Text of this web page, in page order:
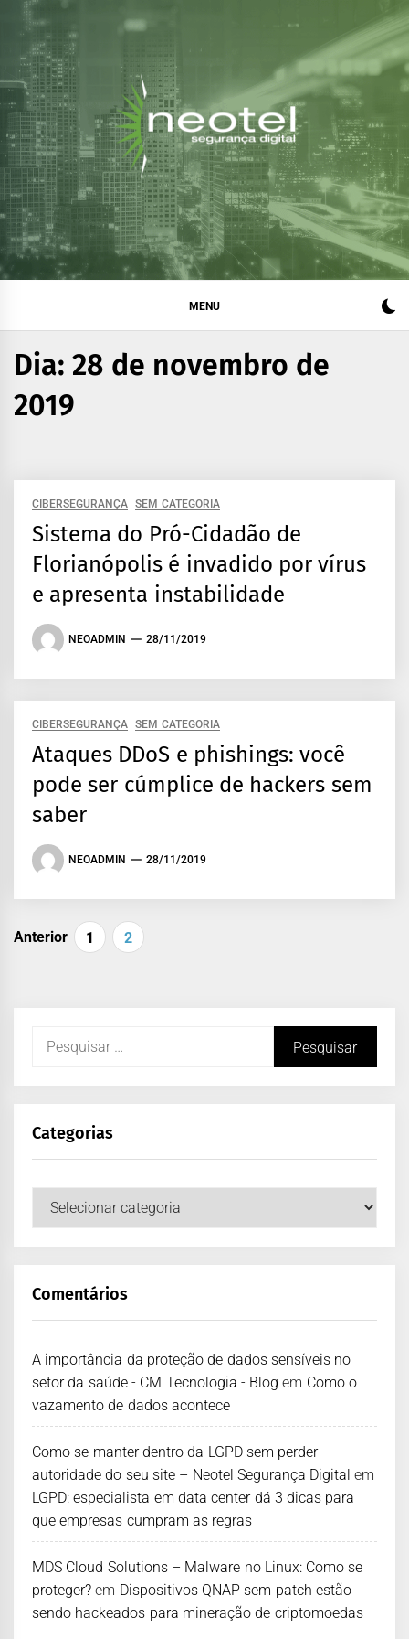
Blog da Neotel
Segurança Digital
Informações e notícias sobre segurança digital, legislação
e compliance
MENU
Dia:28 de novembro de
2019
CIBERSEGURANÇA SEM CATEGORIA
Sistema do Pró-Cidadão de
Florianópolis é invadido por vírus
e apresenta instabilidade
NEOADMIN 28/11/2019
CIBERSEGURANÇA SEM CATEGORIA
Ataques DDoS e phishings: você
pode ser cúmplice de hackers sem
saber
NEOADMIN 28/11/2019
Anterior 1 2
Categorias
Comentários
A importância da proteção de dados sensíveis no
setor da saúde - CM Tecnologia - Blog em Como o
vazamento de dados acontece
Como se manter dentro da LGPD sem perder
autoridade do seu site – Neotel Segurança Digital em
LGPD: especialista em data center dá 3 dicas para
que empresas cumpram as regras
MDS Cloud Solutions – Malware no Linux: Como se
proteger? em Dispositivos QNAP sem patch estão
sendo hackeados para mineração de criptomoedas